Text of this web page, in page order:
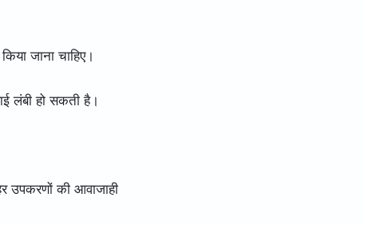
जाना चाहिए।
लंबी हो सकती है।
उपकरणों की आवाजाही